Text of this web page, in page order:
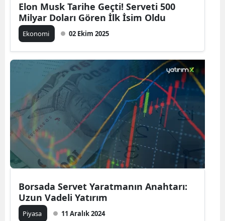
Elon Musk Tarihe Geçti! Serveti 500
Milyar Doları Gören İlk İsim Oldu
Ekonomi 02 Ekim 2025
Borsada Servet Yaratmanın Anahtarı:
Uzun Vadeli Yatırım
Piyasa 11 Aralık 2024